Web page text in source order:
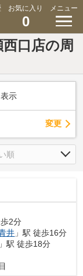
お気に入り
0
メニュー
口店の周
示
変更
歩2分
井 」駅 徒歩16分
」駅 徒歩18分